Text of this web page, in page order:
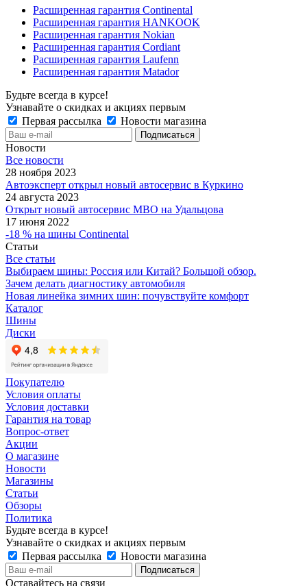
Расширенная гарантия Continental
Расширенная гарантия HANKOOK
Расширенная гарантия Nokian
Расширенная гарантия Cordiant
Расширенная гарантия Laufenn
Расширенная гарантия Matador
Будьте всегда в курсе!
Узнавайте о скидках и акциях первым
Первая рассылка
Новости магазина
Новости
Все новости
28 ноября 2023
Автоэксперт открыл новый автосервис в Куркино
24 августа 2023
Открыт новый автосервис МВО на Удальцова
17 июня 2022
-18 % на шины Continental
Статьи
Все статьи
Выбираем шины: Россия или Китай? Большой обзор.
Зачем делать диагностику автомобиля
Новая линейка зимних шин: почувствуйте комфорт
Каталог
Шины
Диски
Покупателю
Условия оплаты
Условия доставки
Гарантия на товар
Вопрос-ответ
Акции
О магазине
Новости
Магазины
Статьи
Обзоры
Политика
Будьте всегда в курсе!
Узнавайте о скидках и акциях первым
Первая рассылка
Новости магазина
Оставайтесь на связи